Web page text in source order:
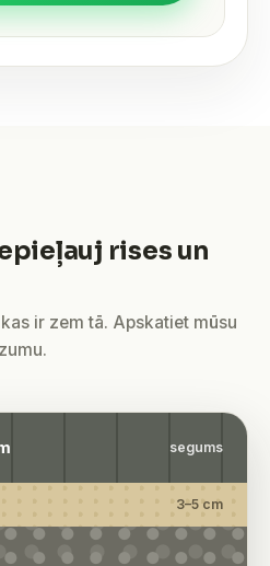
rises un
ir zem tā. Apskatiet mūsu
segums
3–5 cm